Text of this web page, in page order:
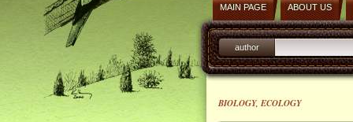
MAIN PAGE ABOUT US
author
BIOLOGY, ECOLOGY